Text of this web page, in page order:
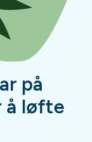
på
å løfte